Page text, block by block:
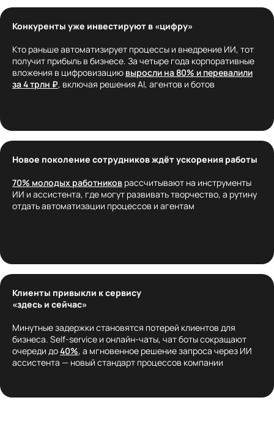
Конкуренты уже инвестируют в «цифру»
Кто раньше автоматизирует процессы и внедрение ИИ, тот
получит прибыль в бизнесе. За четыре года корпоративные
вложения в цифровизацию выросли на 80% и перевалили
за 4 трлн ₽, включая решения AI, агентов и ботов
Новое поколение сотрудников ждёт ускорения работы
70% молодых работников рассчитывают на инструменты
ИИ и ассистента, где могут развивать творчество, а рутину
отдать автоматизации процессов и агентам
Клиенты привыкли к сервису
«здесь и сейчас»
Минутные задержки становятся потерей клиентов для
бизнеса. Self-service и онлайн-чаты, чат боты сокращают
очереди до40%, а мгновенное решение запроса через ИИ
ассистента — новый стандарт процессов компании